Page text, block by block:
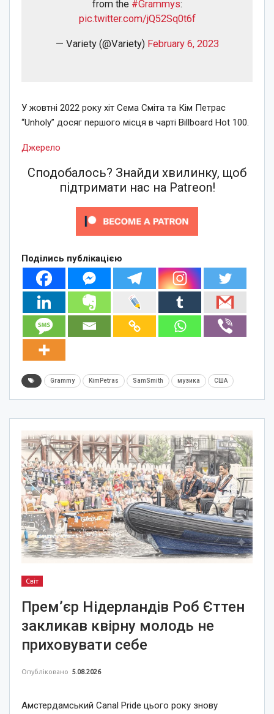
from the #Grammys:
pic.twitter.com/jQ52Sq0t6f
— Variety (@Variety) February 6, 2023
У жовтні 2022 року хіт Сема Сміта та Кім Петрас
“Unholy” досяг першого місця в чарті Billboard Hot 100.
Джерело
Сподобалось? Знайди хвилинку, щоб
підтримати нас на Patreon!
Поділись публікацією
Grammy KimPetras SamSmith музика США
Світ
Прем’єр Нідерландів Роб Єттен
закликав квірну молодь не
приховувати себе
Опубліковано 5.08.2026
Амстердамський Canal Pride цього року знову